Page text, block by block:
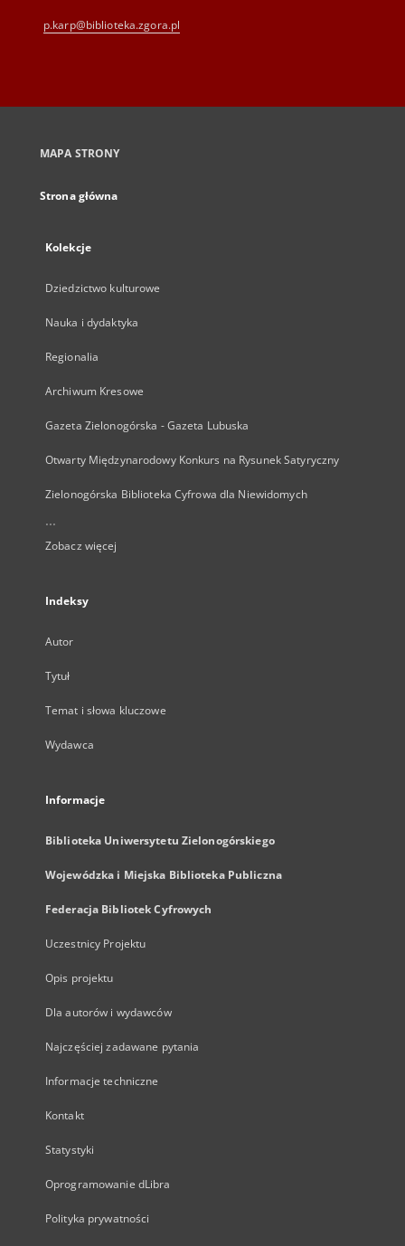
p.karp@biblioteka.zgora.pl
MAPA STRONY
Strona główna
Kolekcje
Dziedzictwo kulturowe
Nauka i dydaktyka
Regionalia
Archiwum Kresowe
Gazeta Zielonogórska - Gazeta Lubuska
Otwarty Międzynarodowy Konkurs na Rysunek Satyryczny
Zielonogórska Biblioteka Cyfrowa dla Niewidomych
...
Zobacz więcej
Indeksy
Autor
Tytuł
Temat i słowa kluczowe
Wydawca
Informacje
Biblioteka Uniwersytetu Zielonogórskiego
Wojewódzka i Miejska Biblioteka Publiczna
Federacja Bibliotek Cyfrowych
Uczestnicy Projektu
Opis projektu
Dla autorów i wydawców
Najczęściej zadawane pytania
Informacje techniczne
Kontakt
Statystyki
Oprogramowanie dLibra
Polityka prywatności